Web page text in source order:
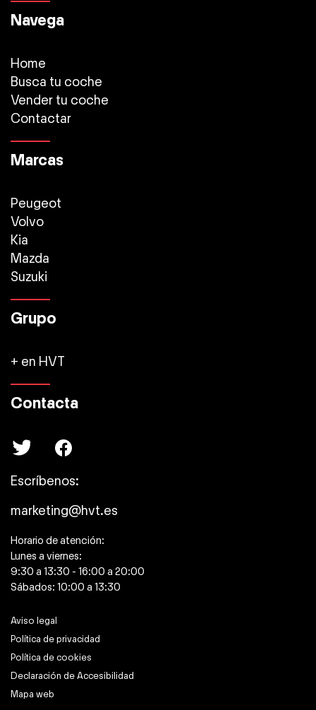
Navega
Home
Busca tu coche
Vender tu coche
Contactar
Marcas
Peugeot
Volvo
Kia
Mazda
Suzuki
Grupo
+ en HVT
Contacta
Escríbenos:
marketing@hvt.es
Horario de atención:
Lunes a viernes:
9:30 a 13:30 - 16:00 a 20:00
Sábados: 10:00 a 13:30
Aviso legal
Política de privacidad
Política de cookies
Declaración de Accesibilidad
Mapa web